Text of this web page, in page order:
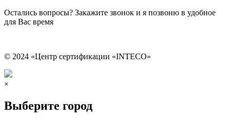
Остались вопросы? Закажите звонок и я позвоню в удобное
для Вас время
© 2024 «Центр сертификации «INTECO»
×
Выберите город